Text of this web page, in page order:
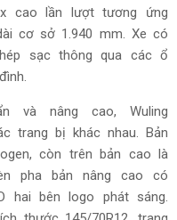
cao lần lượt tương ứng
cơ sở 1.940 mm. Xe có
sạc thông qua các ổ
và nâng cao, Wuling
trang bị khác nhau. Bản
còn trên bản cao là
pha bản nâng cao có
hai bên logo phát sáng.